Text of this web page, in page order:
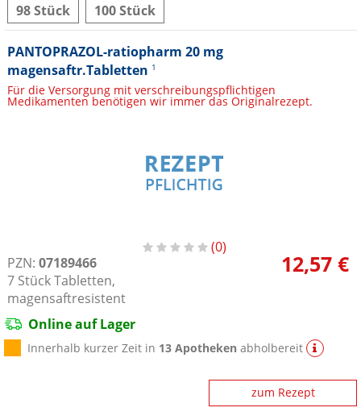
98 Stück
100 Stück
PANTOPRAZOL-ratiopharm 20 mg
magensaftr.Tabletten 1
Für die Versorgung mit verschreibungspflichtigen
Medikamenten benötigen wir immer das Originalrezept.
0
PZN: 07189466
7 Stück Tabletten,
magensaftresistent
12,57 €
Online auf Lager
Innerhalb kurzer Zeit in 13 Apotheken abholbereit
zum Rezept